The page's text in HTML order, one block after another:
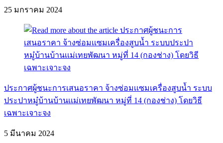
25 มกราคม 2024
ประกาศผู้ชนะการเสนอราคา จ้างซ่อมเเซมเครื่องสูบน้ำ ระบบ
ประปาหมู๋บ้านบ้านเเม่เทยพัฒนา หมู่ที่ 14 (กองช่าง) โดยวิธี
เฉพาะเจาะจง
5 มีนาคม 2024